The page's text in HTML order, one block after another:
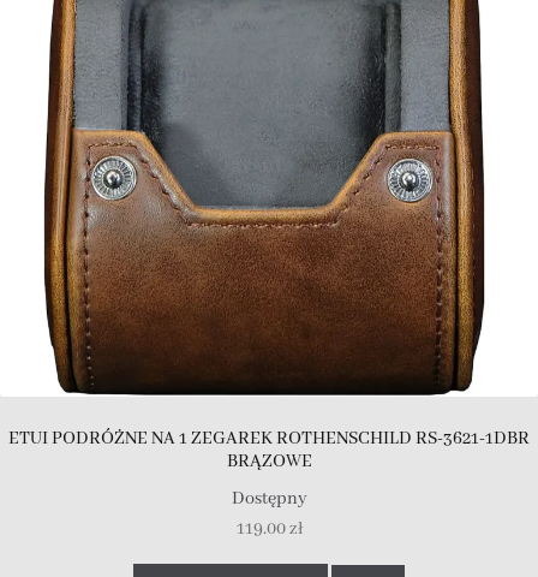
ETUI PODRÓŻNE NA 1 ZEGAREK ROTHENSCHILD RS-3621-1DBR
BRĄZOWE
Dostępny
119.00zł